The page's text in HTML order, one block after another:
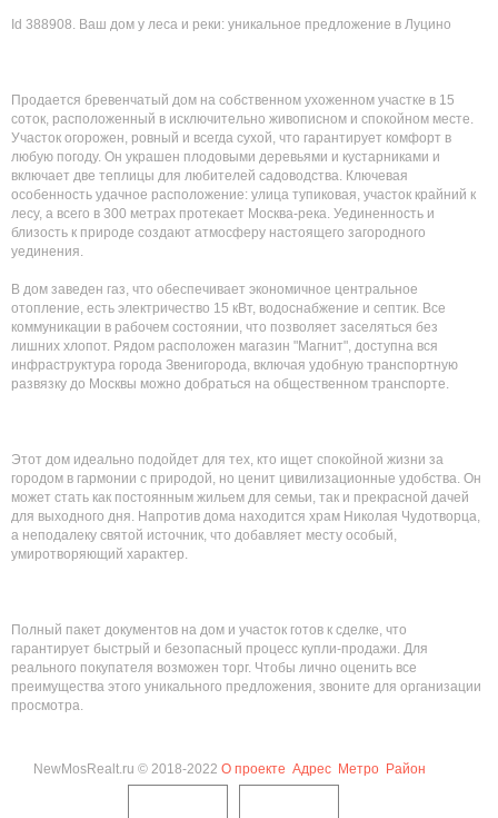
Id 388908. Ваш дом у леса и реки: уникальное предложение в Луцино
Продается бревенчатый дом на собственном ухоженном участке в 15
соток, расположенный в исключительно живописном и спокойном месте.
Участок огорожен, ровный и всегда сухой, что гарантирует комфорт в
любую погоду. Он украшен плодовыми деревьями и кустарниками и
включает две теплицы для любителей садоводства. Ключевая
особенность удачное расположение: улица тупиковая, участок крайний к
лесу, а всего в 300 метрах протекает Москва-река. Уединенность и
близость к природе создают атмосферу настоящего загородного
уединения.
В дом заведен газ, что обеспечивает экономичное центральное
отопление, есть электричество 15 кВт, водоснабжение и септик. Все
коммуникации в рабочем состоянии, что позволяет заселяться без
лишних хлопот. Рядом расположен магазин "Магнит", доступна вся
инфраструктура города Звенигорода, включая удобную транспортную
развязку до Москвы можно добраться на общественном транспорте.
Этот дом идеально подойдет для тех, кто ищет спокойной жизни за
городом в гармонии с природой, но ценит цивилизационные удобства. Он
может стать как постоянным жильем для семьи, так и прекрасной дачей
для выходного дня. Напротив дома находится храм Николая Чудотворца,
а неподалеку святой источник, что добавляет месту особый,
умиротворяющий характер.
Полный пакет документов на дом и участок готов к сделке, что
гарантирует быстрый и безопасный процесс купли-продажи. Для
реального покупателя возможен торг. Чтобы лично оценить все
преимущества этого уникального предложения, звоните для организации
просмотра.
NewMosRealt.ru © 2018-2022 О проекте Адрес Метро Район